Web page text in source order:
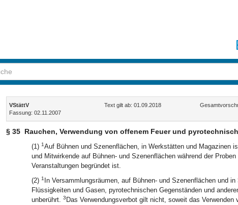
Inhalt
VStättV Text gilt ab: 01.09.2018
Fassung: 02.11.2007
§ 35 Rauchen, Verwendung von offenem Feuer und
(1) 1Auf Bühnen und Szenenflächen, in Werkstätten und Magazinen
und Mitwirkende auf Bühnen- und Szenenflächen während der
Veranstaltungen begründet ist.
(2) 1 In Versammlungsräumen, auf Bühnen- und Szenenflächen und
Flüssigkeiten und Gasen, pyrotechnischen Gegenständen und
unberührt. 3 Das Verwendungsverbot gilt nicht, soweit das